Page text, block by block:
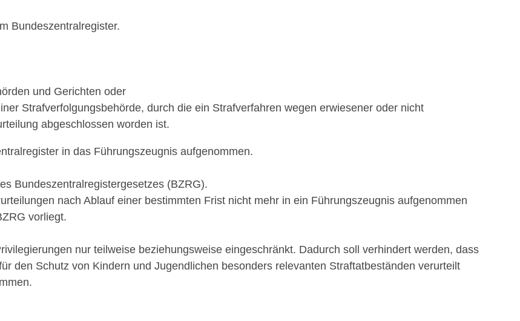
Bundeszentralregister.
und Gerichten oder
Strafverfolgungsbehörde, durch die ein Strafverfahren wegen erwiesener oder nicht
abgeschlossen worden ist.
in das Führungszeugnis aufgenommen.
Bundeszentralregistergesetzes (BZRG).
nach Ablauf einer bestimmten Frist nicht mehr in ein Führungszeugnis aufgenommen
vorliegt.
nur teilweise beziehungsweise eingeschränkt. Dadurch soll verhindert werden, dass
den Schutz von Kindern und Jugendlichen besonders relevanten Straftatbeständen verurteilt